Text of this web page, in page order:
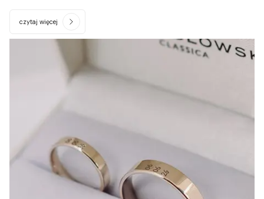
czytaj więcej